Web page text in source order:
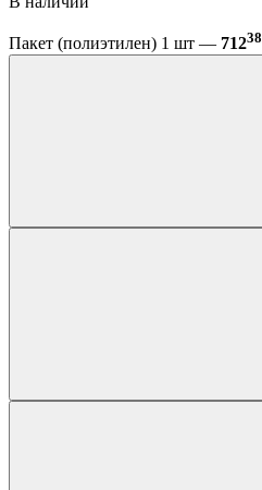
Пакет (полиэтилен) 1 шт — 71238